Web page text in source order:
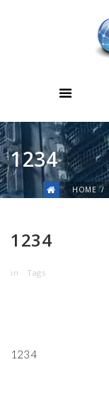
1234
HOME
1234
in Tags
1234